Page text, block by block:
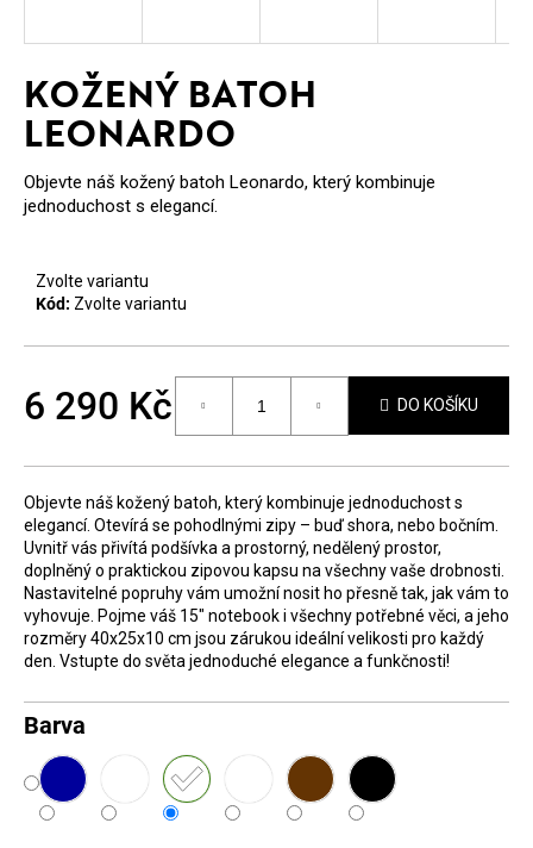
KOŽENÝ BATOH
LEONARDO
Objevte náš kožený batoh Leonardo, který kombinuje
jednoduchost s elegancí.
Barva
Zvolte variantu
Kód: Zvolte variantu
6 290 Kč DO KOŠÍKU
Objevte náš kožený batoh, který kombinuje jednoduchost s
elegancí. Otevírá se pohodlnými zipy – buď shora, nebo bočním.
Uvnitř vás přivítá podšívka a prostorný, nedělený prostor,
doplněný o praktickou zipovou kapsu na všechny vaše drobnosti.
Nastavitelné popruhy vám umožní nosit ho přesně tak, jak vám to
vyhovuje. Pojme váš 15" notebook i všechny potřebné věci, a jeho
rozměry 40x25x10 cm jsou zárukou ideální velikosti pro každý
den. Vstupte do světa jednoduché elegance a funkčnosti!
E
T
E
N
A
J
T
?
D
o
p
o
r
u
u